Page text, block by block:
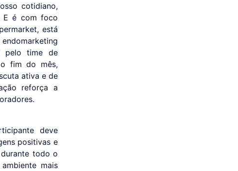
cotidiano,
E é com foco
está
pelo time de
o fim do mês,
ativa e de
reforça a
deve
positivas e
todo o
mais